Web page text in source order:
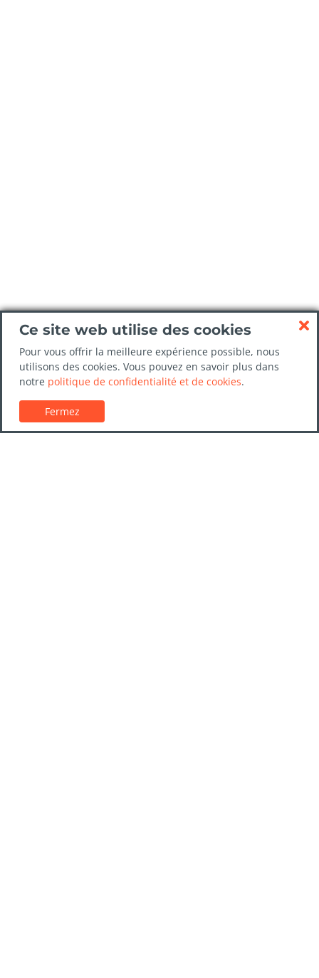
Ce site web utilise des cookies
Pour vous offrir la meilleure expérience possible, nous
utilisons des cookies. Vous pouvez en savoir plus dans
notre politique de confidentialité et de cookies.
Fermez